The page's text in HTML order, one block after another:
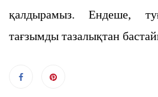
қалдырамыз. Ендеше,
тағзымды тазалықтан